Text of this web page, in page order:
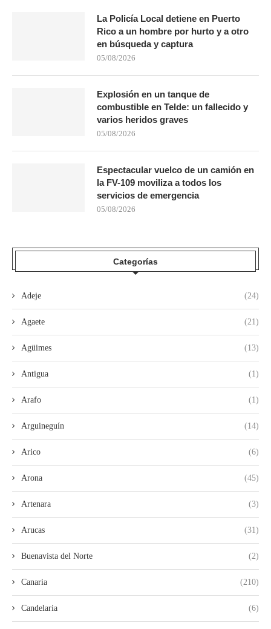
La Policía Local detiene en Puerto
Rico a un hombre por hurto y a otro
en búsqueda y captura
05/08/2026
Explosión en un tanque de
combustible en Telde: un fallecido y
varios heridos graves
05/08/2026
Espectacular vuelco de un camión en
la FV-109 moviliza a todos los
servicios de emergencia
05/08/2026
Categorías
Adeje (24)
Agaete (21)
Agüimes (13)
Antigua (1)
Arafo (1)
Arguineguín (14)
Arico (6)
Arona (45)
Artenara (3)
Arucas (31)
Buenavista del Norte (2)
Canaria (210)
Candelaria (6)